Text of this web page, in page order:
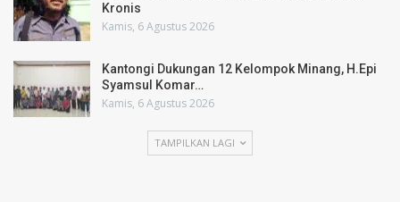
Kronis
Kamis, 6 Agustus 2026
Kantongi Dukungan 12 Kelompok Minang, H.Epi
Syamsul Komar…
Kamis, 6 Agustus 2026
TAMPILKAN LAGI